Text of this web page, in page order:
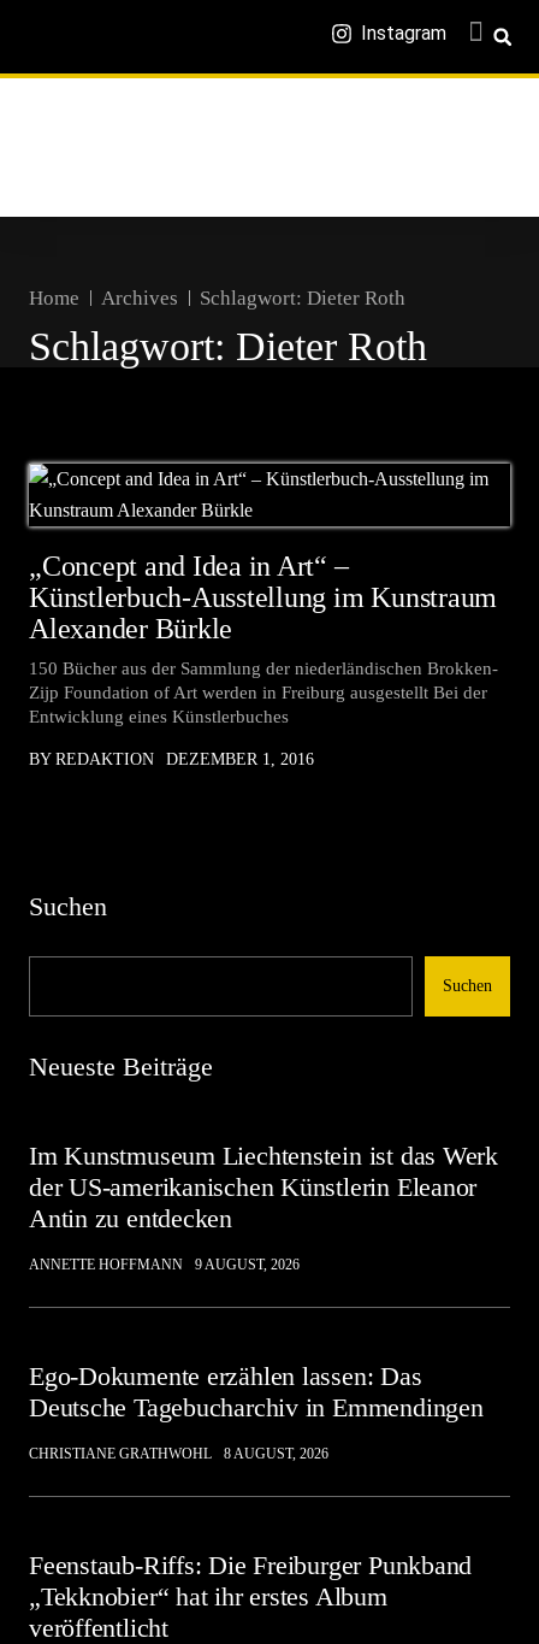
Instagram
Home Archives Schlagwort: Dieter Roth
Schlagwort: Dieter Roth
„Concept and Idea in Art“ –
Künstlerbuch-Ausstellung im Kunstraum
Alexander Bürkle
150 Bücher aus der Sammlung der niederländischen Brokken-
Zijp Foundation of Art werden in Freiburg ausgestellt Bei der
Entwicklung eines Künstlerbuches
BY REDAKTION DEZEMBER 1, 2016
Suchen
Suchen
Neueste Beiträge
Im Kunstmuseum Liechtenstein ist das Werk
der US-amerikanischen Künstlerin Eleanor
Antin zu entdecken
ANNETTE HOFFMANN 9 AUGUST, 2026
Ego-Dokumente erzählen lassen: Das
Deutsche Tagebucharchiv in Emmendingen
CHRISTIANE GRATHWOHL 8 AUGUST, 2026
Feenstaub-Riffs: Die Freiburger Punkband
„Tekknobier“ hat ihr erstes Album
veröffentlicht